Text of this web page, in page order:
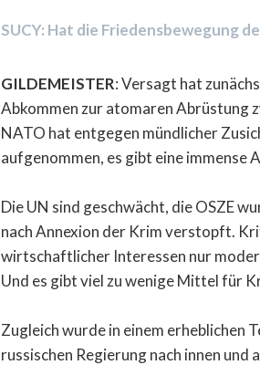
SUCY: Hat die Friedensbewegung
GILDEMEISTER: Versagt hat
Abkommen zur atomaren Abrüstung
NATO hat entgegen mündlicher
aufgenommen, es gibt eine immense
Die UN sind geschwächt, die OSZE
nach Annexion der Krim verstopft.
wirtschaftlicher Interessen nur
Und es gibt viel zu wenige Mittel für
Zugleich wurde in einem erheblichen
russischen Regierung nach innen